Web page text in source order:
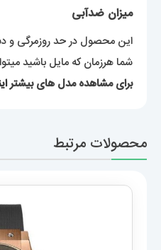
میزان ضدآبی
این محصول در حد روزمرگی و
شما هرزمان که مایل باشید
برای مشاهده مدل های بیشتر
محصولات مرتبط